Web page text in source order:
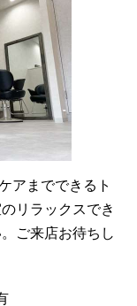
アまでできるト
リラックスでき
ご来店お待ちし